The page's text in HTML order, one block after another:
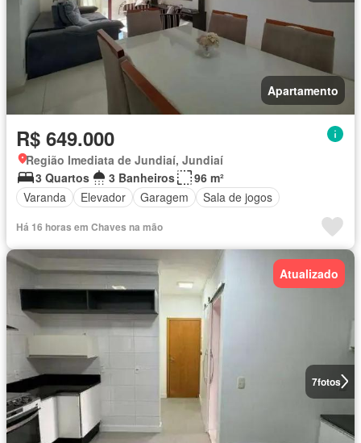
Apartamento
R$ 649.000
Região Imediata de Jundiaí, Jundiaí
3 Quartos
3 Banheiros
96 m²
Varanda
Elevador Garagem Sala de jogos
Há 16 horas em Chaves na mão
7fotos
Atualizado